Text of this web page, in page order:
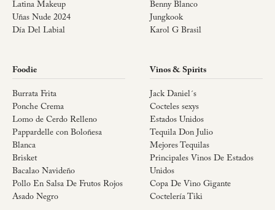
Latina Makeup
Uñas Nude 2024
Día Del Labial
Benny Blanco
Jungkook
Karol G Brasil
Foodie
Burrata Frita
Ponche Crema
Lomo de Cerdo Relleno
Pappardelle con Boloñesa
Blanca
Brisket
Bacalao Navideño
Pollo En Salsa De Frutos Rojos
Asado Negro
Vinos & Spirits
Jack Daniel´s
Cocteles sexys
Estados Unidos
Tequila Don Julio
Mejores Tequilas
Principales Vinos De Estados
Unidos
Copa De Vino Gigante
Coctelería Tiki